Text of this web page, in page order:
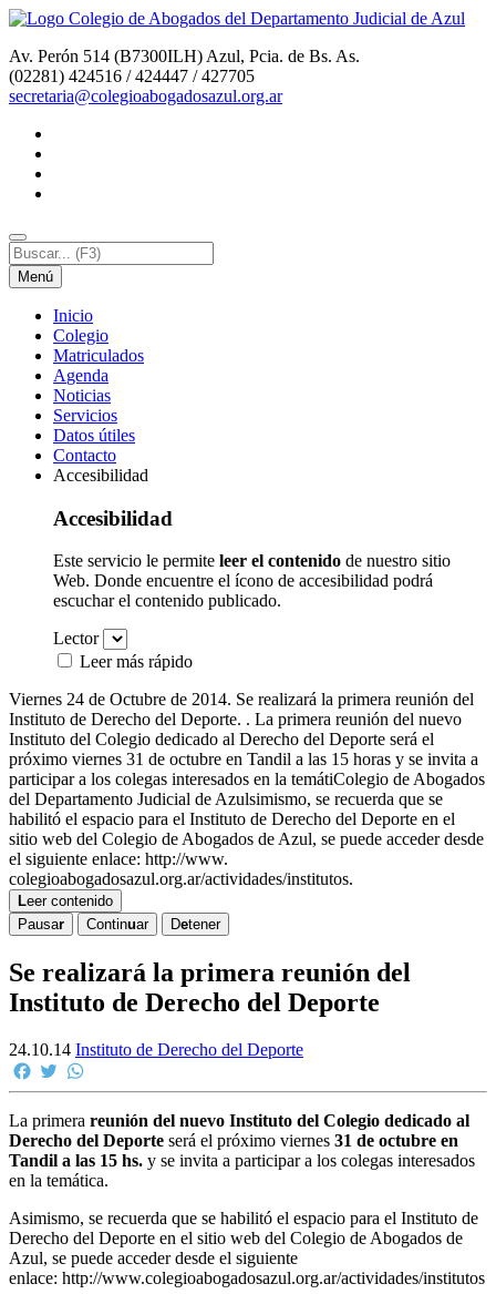
Av. Perón 514 (B7300ILH) Azul, Pcia. de Bs. As.
(02281) 424516 / 424447 / 427705
secretaria@colegioabogadosazul.org.ar
Menú
Inicio
Colegio
Matriculados
Agenda
Noticias
Servicios
Datos útiles
Contacto
Accesibilidad
Accesibilidad
Este servicio le permite leer el contenido de nuestro sitio
Web. Donde encuentre el ícono de accesibilidad podrá
escuchar el contenido publicado.
Lector
Leer más rápido
Viernes 24 de Octubre de 2014. Se realizará la primera reunión del
Instituto de Derecho del Deporte. . La primera reunión del nuevo
Instituto del Colegio dedicado al Derecho del Deporte será el
próximo viernes 31 de octubre en Tandil a las 15 horas y se invita a
participar a los colegas interesados en la temátiColegio de Abogados
del Departamento Judicial de Azulsimismo, se recuerda que se
habilitó el espacio para el Instituto de Derecho del Deporte en el
sitio web del Colegio de Abogados de Azul, se puede acceder desde
el siguiente enlace: http://www.
colegioabogadosazul.org.ar/actividades/institutos.
Leer contenido
Pausar Continuar Detener
Se realizará la primera reunión del
Instituto de Derecho del Deporte
24.10.14 Instituto de Derecho del Deporte
Facebook
Twitter
La primera reunión del nuevo Instituto del Colegio dedicado al
Derecho del Deporte será el próximo viernes 31 de octubre en
Tandil a las 15 hs. y se invita a participar a los colegas interesados
en la temática.
Asimismo, se recuerda que se habilitó el espacio para el Instituto de
Derecho del Deporte en el sitio web del Colegio de Abogados de
Azul, se puede acceder desde el siguiente
enlace: http://www.colegioabogadosazul.org.ar/actividades/institutos